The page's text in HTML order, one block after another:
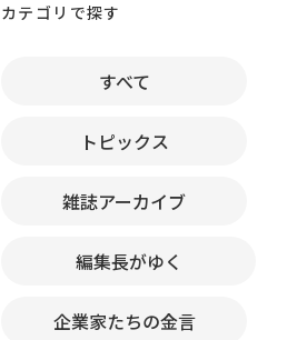
カテゴリで探す
すべて
トピックス
雑誌アーカイブ
編集長がゆく
企業家たちの金言